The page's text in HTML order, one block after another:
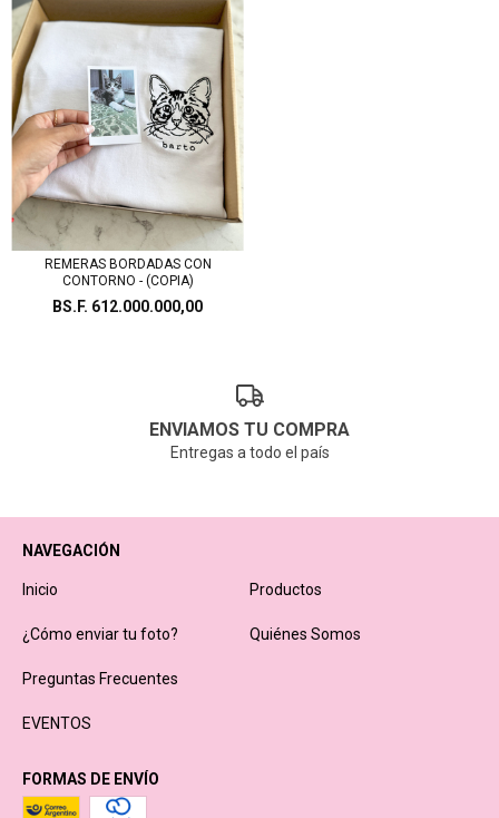
REMERAS BORDADAS CON
CONTORNO - (COPIA)
BS.F. 612.000.000,00
ENVIAMOS TU COMPRA
Entregas a todo el país
NAVEGACIÓN
Inicio Productos
¿Cómo enviar tu foto? Quiénes Somos
Preguntas Frecuentes
EVENTOS
FORMAS DE ENVÍO